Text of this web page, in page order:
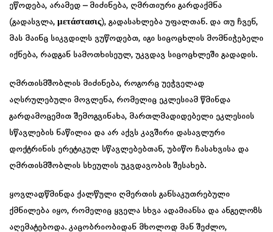
ეწოდება, არამედ – მიძინება, ღმრთიური გარდაქმნა
(გადასვლა, μετάστασις), გადასახლება უფალთან. და თუ ჩვენ,
მას მაინც სიკვდილს ვუწოდებთ, იგი სიცოცხლის მომნიჭებელი
იქნება, რადგან სამოთხისეულ, უკვდავ სიცოცხლეში გადადის.
ღმრთისმშობლის მიძინება, როგორც უეჭველად
აღსრულებული მოვლენა, რომელიც ეკლესიამ წმინდა
გარდამოცემით შემოგვინახა, მართლმადიდებელი ეკლესიის
სწავლების ნაწილია და არ აქვს კავშირი დასავლური
დოქტრინის ერეტიკულ სწავლებებთან, უბიწო ჩასახვისა და
ღმრთისმშობლის სხეულის უკვდავობის შესახებ.
ყოვლადწმინდა ქალწული ღმერთის განსაკუთრებული
ქმნილება იყო, რომელიც ყველა სხვა ადამიანსა და ანგელოზს
აღემატებოდა. კაცობრიობიდან მხოლოდ მან შეძლო,